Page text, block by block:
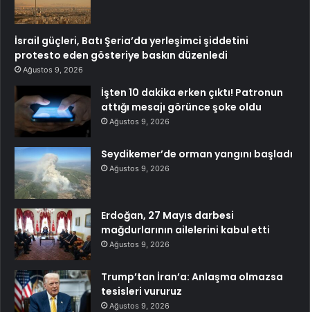
İsrail güçleri, Batı Şeria’da yerleşimci şiddetini
protesto eden gösteriye baskın düzenledi
Ağustos 9, 2026
İşten 10 dakika erken çıktı! Patronun
attığı mesajı görünce şoke oldu
Ağustos 9, 2026
Seydikemer’de orman yangını başladı
Ağustos 9, 2026
Erdoğan, 27 Mayıs darbesi
mağdurlarının ailelerini kabul etti
Ağustos 9, 2026
Trump’tan İran’a: Anlaşma olmazsa
tesisleri vururuz
Ağustos 9, 2026